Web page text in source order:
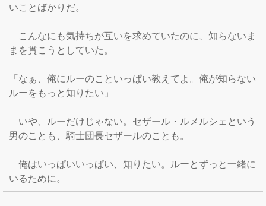
いことばかりだ。
こんなにも気持ちが互いを求めていたのに、知らないま
まを貫こうとしていた。
「なぁ、俺にルーのこといっぱい教えてよ。俺が知らない
ルーをもっと知りたい」
いや、ルーだけじゃない。セザール・ルメルシェという
男のことも、騎士団長セザールのことも。
俺はいっぱいいっぱい、知りたい。ルーとずっと一緒に
いるために。